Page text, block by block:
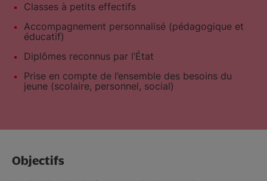
Classes à petits effectifs
Accompagnement personnalisé (pédagogique et
éducatif)
Diplômes reconnus par l’État
Prise en compte de l’ensemble des besoins du
jeune (scolaire, personnel, social)
Objectifs